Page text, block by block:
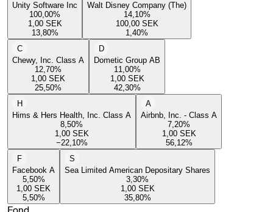
Unity Software Inc
100,00%
1,00 SEK
13,80%
Walt Disney Company (The)
14,10%
100,00 SEK
1,40%
C
Chewy, Inc. Class A
12,70%
1,00 SEK
25,50%
D
Dometic Group AB
11,00%
1,00 SEK
42,30%
H
Hims & Hers Health, Inc. Class A
8,50%
1,00 SEK
−22,10%
A
Airbnb, Inc. - Class A
7,20%
1,00 SEK
56,12%
F
Facebook A
5,50%
1,00 SEK
5,50%
S
Sea Limited American Depositary Shares
3,30%
1,00 SEK
35,80%